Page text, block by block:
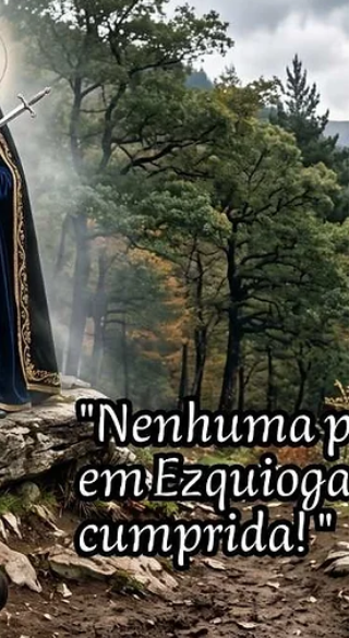
Eu sou a Rainha dos profetas, e vim aqui
para adverti-los, chamá-los à conversão...